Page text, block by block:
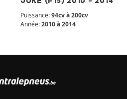
Puissance:94cv à 200cv
Année:2010 à 2014